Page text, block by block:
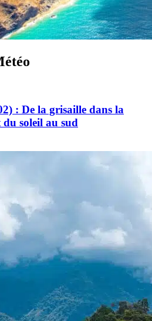
: De la grisaille dans la
soleil au sud